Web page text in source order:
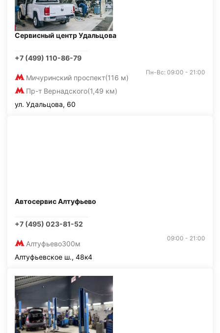
Сервисный центр Удальцова
+7 (499) 110-86-79
Мичуринский проспект(116 м)
Пр-т Вернадского(1,49 км)
Пн-Вс: 09:00 - 21:00
ул. Удальцова, 60
Автосервис Алтуфьево
+7 (495) 023-81-52
Алтуфьево300м
09:00 - 21:00
Алтуфьевское ш., 48к4